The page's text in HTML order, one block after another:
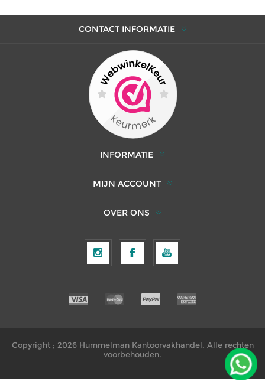
CONTACT INFORMATIE
INFORMATIE
MIJN ACCOUNT
OVER ONS
Copyright ; 2026 Hummelman Kantoorvakhandel. Alle rechten
voorbehouden.